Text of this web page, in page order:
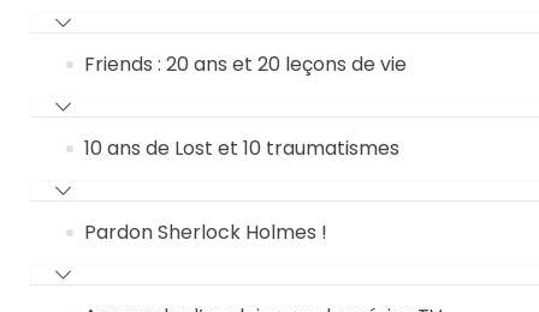
Friends : 20 ans et 20 leçons de vie
10 ans de Lost et 10 traumatismes
Pardon Sherlock Holmes !